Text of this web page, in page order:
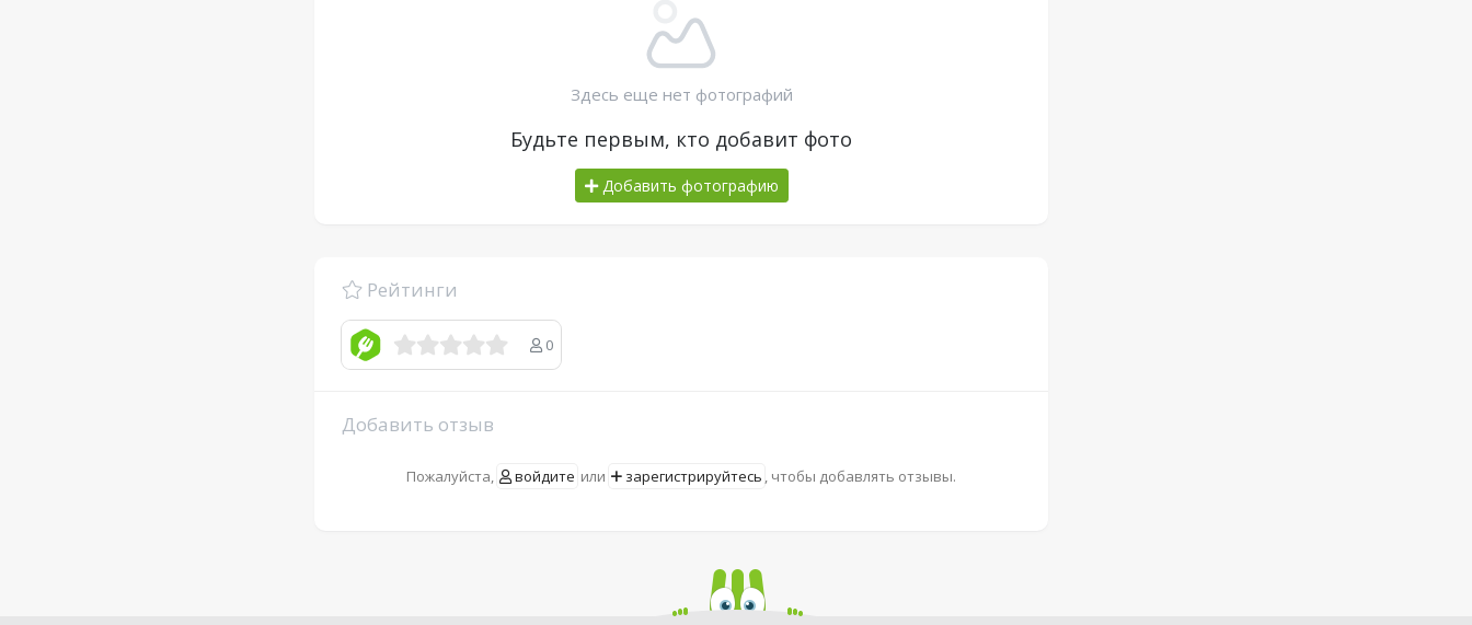
Здесь еще нет фотографий
Будьте первым, кто добавит фото
Добавить фотографию
Рейтинги
0
Добавить отзыв
Пожалуйста, войдите или зарегистрируйтесь , чтобы добавлять отзывы.